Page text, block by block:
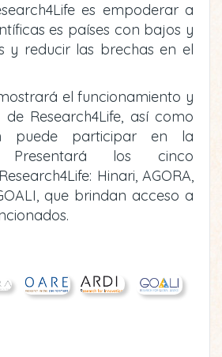
es empoderar a
es países con bajos y
y reducir las brechas en el
el funcionamiento y
Research4Life, así como
puede participar en la
Presentará los cinco
Hinari, AGORA,
que brindan acceso a